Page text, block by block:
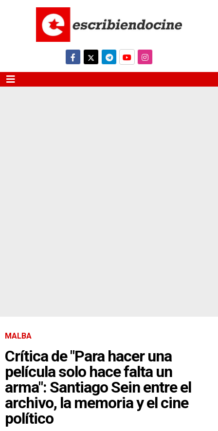
MALBA
Crítica de "Para hacer una
película solo hace falta un
arma": Santiago Sein entre el
archivo, la memoria y el cine
político